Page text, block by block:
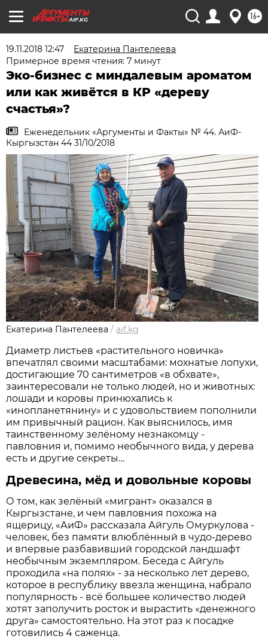
AIF.KG 16+
19.11.2018 12:47
Екатерина Пантелеева
Примерное время чтения: 7 минут
Эко-бизнес с миндалевым ароматом
или как живётся в КР «дереву
счастья»?
Еженедельник «Аргументы и Факты» № 44. АиФ-
Кыргызстан 44 31/10/2018
Екатерина Пантелеева / aif.kg
Диаметр листьев «растительного новичка»
впечатлял своими масштабами: мохнатые лопухи,
достигающие 70 сантиметров «в обхвате»,
заинтересовали не только людей, но и животных:
лошади и коровы принюхались к
«инопланетянину» и с удовольствием пополнили
им привычный рацион. Как выяснилось, имя
таинственному зелёному незнакомцу -
павловния и, помимо необычного вида, у дерева
есть и другие секреты…
Древесина, мёд и довольные коровы
О том, как зелёный «мигрант» оказался в
Кыргызстане, и чем павловния похожа на
ящерицу, «АиФ» рассказала Айгуль Омуркулова -
человек, без памяти влюблённый в чудо-дерево
и впервые разбавивший городской ландшафт
необычным экземпляром. Беседа с Айгуль
проходила «на полях» - за несколько лет дерево,
которое в республику ввезла женщина, набрало
популярность - всё большее количество людей
хотят заполучить росток и вырастить «денежного
друга» самостоятельно. На этот раз к посадке
готовились 4 саженца.